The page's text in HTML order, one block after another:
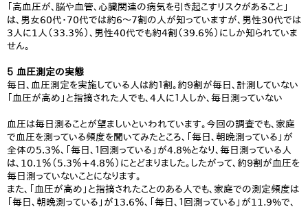
「高血圧が、脳や血管、心臓関連の病気を引き起こすリスクがあること」
は、男女60代・70代では約6～7割の人が知っていますが、男性30代では
3人に1人（33.3％）、男性40代でも約4割（39.6％）にしか知られていま
せん。
５ 血圧測定の実態
毎日、血圧測定を実施している人は約１割。約９割が毎日、計測していない
「血圧が高め」と指摘された人でも、4人に１人しか、毎日測っていない
血圧は毎日測ることが望ましいといわれています。今回の調査でも、家庭
で血圧を測っている頻度を聞いてみたところ、「毎日、朝晩測っている」が
全体の5.3％、「毎日、１回測っている」が4.8%となり、毎日測っている人
は、10.1％（5.3％+4.8％）にとどまりました。したがって、約９割が血圧を
毎日測っていないことになります。
また、「血圧が高め」と指摘されたことのある人でも、家庭での測定頻度は
「毎日、朝晩測っている」が13.6％、「毎日、１回測っている」が11.9%で、